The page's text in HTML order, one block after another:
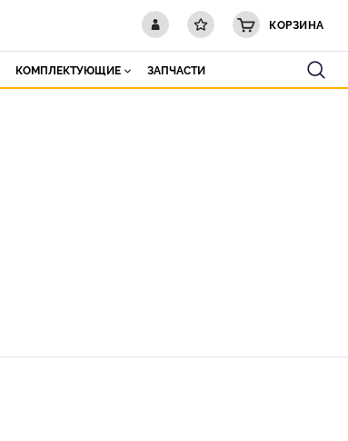
КОРЗИНА
КОМПЛЕКТУЮЩИЕ ЗАПЧАСТИ